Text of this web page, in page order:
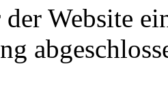
der Website